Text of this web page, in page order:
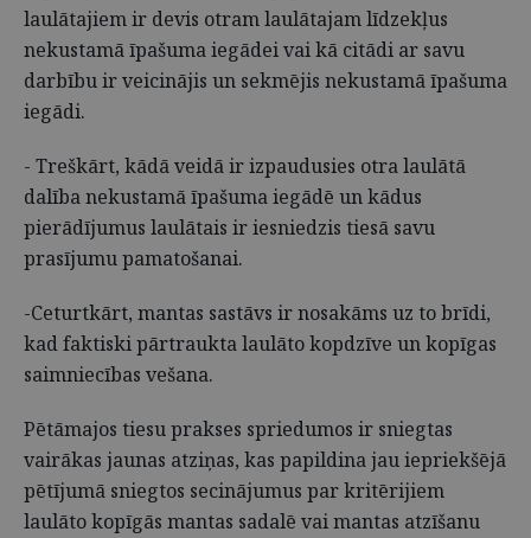
laulātajiem ir devis otram laulātajam līdzekļus
nekustamā īpašuma iegādei vai kā citādi ar savu
darbību ir veicinājis un sekmējis nekustamā īpašuma
iegādi.
- Treškārt, kādā veidā ir izpaudusies otra laulātā
dalība nekustamā īpašuma iegādē un kādus
pierādījumus laulātais ir iesniedzis tiesā savu
prasījumu pamatošanai.
-Ceturtkārt, mantas sastāvs ir nosakāms uz to brīdi,
kad faktiski pārtraukta laulāto kopdzīve un kopīgas
saimniecības vešana.
Pētāmajos tiesu prakses spriedumos ir sniegtas
vairākas jaunas atziņas, kas papildina jau iepriekšējā
pētījumā sniegtos secinājumus par kritērijiem
laulāto kopīgās mantas sadalē vai mantas atzīšanu